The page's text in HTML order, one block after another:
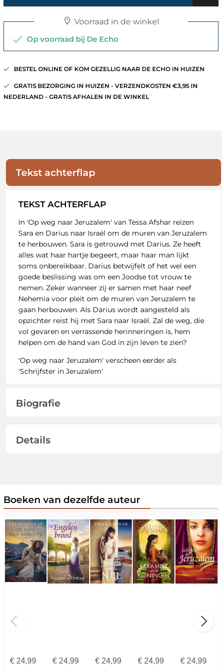
Voorraad in de winkel
Op voorraad bij De Echo
BESTEL ONLINE OF KOM GEZELLIG NAAR DE ECHO IN HUIZEN
GRATIS BEZORGING IN HUIZEN - VERZENDKOSTEN €3,95 IN
NEDERLAND - GRATIS AFHALEN IN DE WINKEL
Tekst achterflap
TEKST ACHTERFLAP
In 'Op weg naar Jeruzalem' van Tessa Afshar reizen
Sara en Darius naar Israël om de muren van Jeruzalem
te herbouwen. Sara is getrouwd met Darius. Ze heeft
alles wat haar hartje begeert, maar haar man lijkt
soms onbereikbaar. Darius betwijfelt of het wel een
goede beslissing was om een Joodse tot vrouw te
nemen. Zeker wanneer zij er samen met haar neef
Nehemia voor pleit om de muren van Jeruzalem te
gaan herbouwen. Als Darius wordt aangesteld als
opzichter reist hij met Sara naar Israël. Zal de weg, die
vol gevaren en verrassende herinneringen is, hem
helpen om de hand van God in zijn leven te zien?
'Op weg naar Jeruzalem' verscheen eerder als
'Schrijfster in Jeruzalem'
Biografie
Details
Boeken van dezelfde auteur
€24,99 €24,99 € 24,99 € 24,99 € 24,99